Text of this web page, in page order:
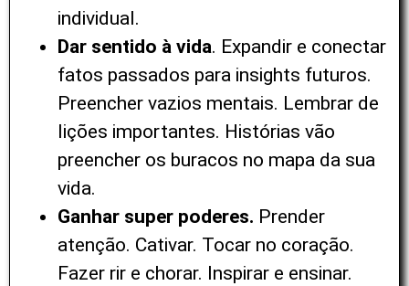
individual.
Dar sentido à vida. Expandir e conectar
fatos passados para insights futuros.
Preencher vazios mentais. Lembrar de
lições importantes. Histórias vão
preencher os buracos no mapa da sua
vida.
Ganhar super poderes. Prender
atenção. Cativar. Tocar no coração.
Fazer rir e chorar. Inspirar e ensinar.